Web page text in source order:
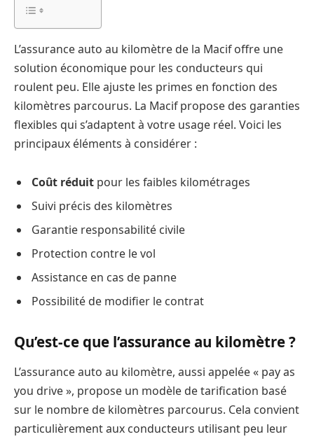
L’assurance auto au kilomètre de la Macif offre une
solution économique pour les conducteurs qui
roulent peu. Elle ajuste les primes en fonction des
kilomètres parcourus. La Macif propose des garanties
flexibles qui s’adaptent à votre usage réel. Voici les
principaux éléments à considérer :
Coût réduit pour les faibles kilométrages
Suivi précis des kilomètres
Garantie responsabilité civile
Protection contre le vol
Assistance en cas de panne
Possibilité de modifier le contrat
Qu’est-ce que l’assurance au kilomètre ?
L’assurance auto au kilomètre, aussi appelée « pay as
you drive », propose un modèle de tarification basé
sur le nombre de kilomètres parcourus. Cela convient
particulièrement aux conducteurs utilisant peu leur